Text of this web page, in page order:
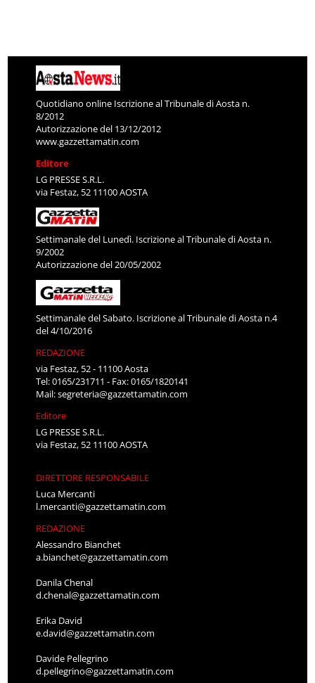
Quotidiano online Iscrizione al Tribunale di Aosta n.
8/2012
Autorizzazione del 13/12/2012
www.gazzettamatin.com
Editore
LG PRESSE S.R.L.
via Festaz, 52 11100 AOSTA
Settimanale del Lunedì. Iscrizione al Tribunale di Aosta n.
9/2002
Autorizzazione del 20/05/2002
Settimanale del Sabato. Iscrizione al Tribunale di Aosta n.4
del 4/10/2016
REDAZIONE
via Festaz, 52 - 11100 Aosta
Tel: 0165/231711 - Fax: 0165/1820141
Mail:segreteria@gazzettamatin.com
Editore
LG PRESSE S.R.L.
via Festaz, 52 11100 AOSTA
DIRETTORE RESPONSABILE
Luca Mercanti
l.mercanti@gazzettamatin.com
REDAZIONE
Alessandro Bianchet
a.bianchet@gazzettamatin.com
Danila Chenal
d.chenal@gazzettamatin.com
Erika David
e.david@gazzettamatin.com
Davide Pellegrino
d.pellegrino@gazzettamatin.com